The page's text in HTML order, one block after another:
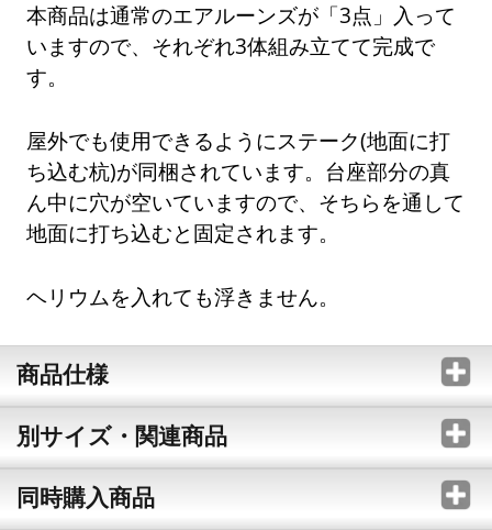
本商品は通常のエアルーンズが「3点」入って
いますので、それぞれ3体組み立てて完成で
す。
屋外でも使用できるようにステーク(地面に打
ち込む杭)が同梱されています。台座部分の真
ん中に穴が空いていますので、そちらを通して
地面に打ち込むと固定されます。
ヘリウムを入れても浮きません。
商品仕様
別サイズ・関連商品
同時購入商品